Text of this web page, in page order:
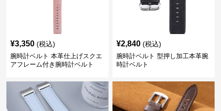
¥3,350 (税込)
腕時計ベルト 本革仕上げスクエ
アフレーム付き腕時計ベルト
¥2,840 (税込)
腕時計ベルト 型押し加工本革腕
時計ベルト